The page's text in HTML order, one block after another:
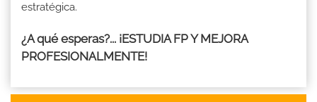
estratégica.
¿A qué esperas?... ¡ESTUDIA FP Y MEJORA
PROFESIONALMENTE!